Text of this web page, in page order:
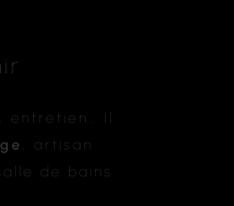
entretien… Il
, artisan
de bains